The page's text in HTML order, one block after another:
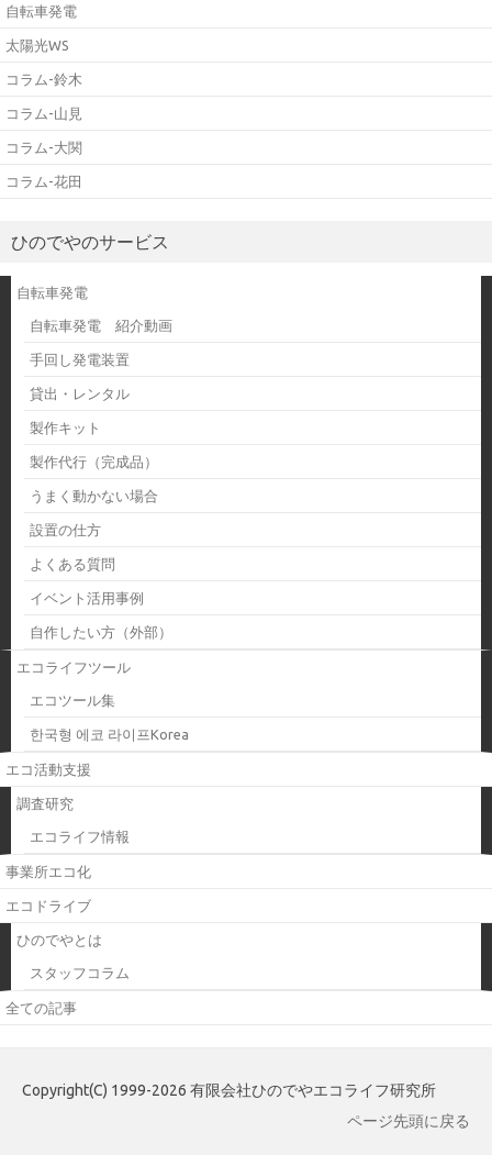
自転車発電
太陽光WS
コラム-鈴木
コラム-山見
コラム-大関
コラム-花田
ひのでやのサービス
自転車発電
自転車発電 紹介動画
手回し発電装置
貸出・レンタル
製作キット
製作代行（完成品）
うまく動かない場合
設置の仕方
よくある質問
イベント活用事例
自作したい方（外部）
エコライフツール
エコツール集
한국형 에코 라이프Korea
エコ活動支援
調査研究
エコライフ情報
事業所エコ化
エコドライブ
ひのでやとは
スタッフコラム
全ての記事
Copyright(C) 1999-2026 有限会社ひのでやエコライフ研究所
ページ先頭に戻る